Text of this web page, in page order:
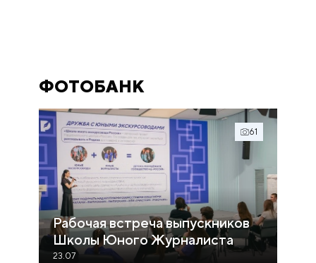
ФОТОБАНК
61
23.07
Рабочая встреча выпускников
Школы Юного Журналиста